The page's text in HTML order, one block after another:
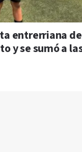
entrerriana
y se sumó a